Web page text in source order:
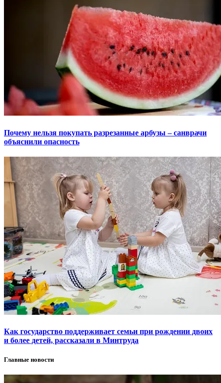
Почему нельзя покупать разрезанные арбузы – санврачи
объяснили опасность
Как государство поддерживает семьи при рождении двоих
и более детей, рассказали в Минтруда
Главные новости